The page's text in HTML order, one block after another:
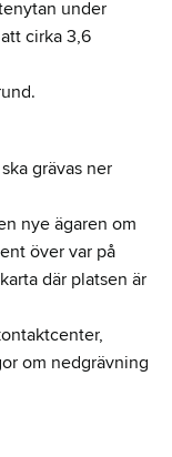
under
cirka 3,6
grävas ner
nye ägaren om
över var på
där platsen är
om nedgrävning